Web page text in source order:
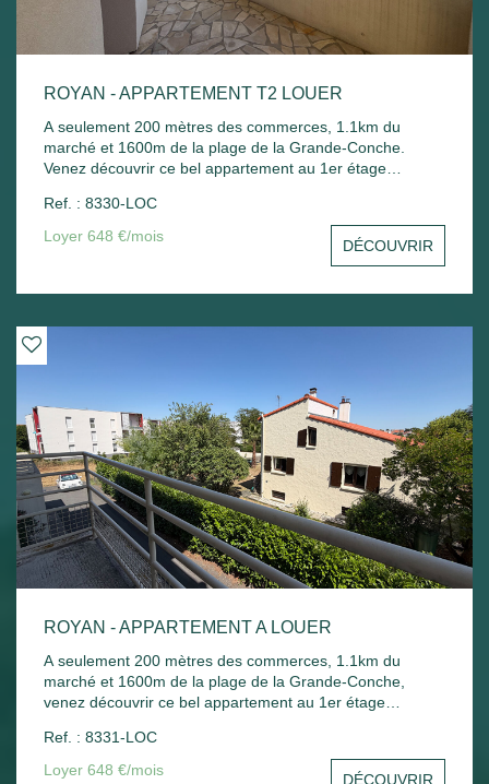
ROYAN - APPARTEMENT T2 LOUER
A seulement 200 mètres des commerces, 1.1km du
marché et 1600m de la plage de la Grande-Conche.
Venez découvrir ce bel appartement au 1er étage
cuisine, une chambre avec placard, une salle de bain
avec sèche serviette, un wc et un stationnement commun.
Chauffage électrique et ballon d'eau chaude électrique.
Ref. : 8330-LOC
Loyer 648 €/mois
DÉCOUVRIR
ROYAN - APPARTEMENT A LOUER
A seulement 200 mètres des commerces, 1.1km du
marché et 1600m de la plage de la Grande-Conche,
venez découvrir ce bel appartement au 1er étage
chambre, un balcon donnant sur le séjour et la chambre,
une salle de bain, un wc et un stationnement commun.
Ref. : 8331-LOC
Loyer 648 €/mois
DÉCOUVRIR